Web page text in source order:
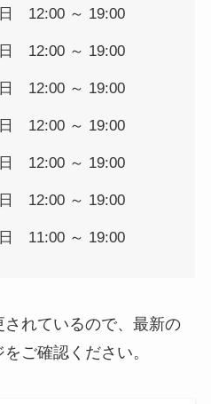
12:00 ～ 19:00
12:00 ～ 19:00
12:00 ～ 19:00
12:00 ～ 19:00
12:00 ～ 19:00
12:00 ～ 19:00
11:00 ～ 19:00
れているので、最新の
ご確認ください。